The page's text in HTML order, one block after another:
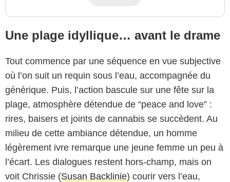
Une plage idyllique… avant le drame
Tout commence par une séquence en vue subjective
où l’on suit un requin sous l’eau, accompagnée du
générique. Puis, l’action bascule sur une fête sur la
plage, atmosphère détendue de “peace and love” :
rires, baisers et joints de cannabis se succèdent. Au
milieu de cette ambiance détendue, un homme
légèrement ivre remarque une jeune femme un peu à
l’écart. Les dialogues restent hors-champ, mais on
voit Chrissie (Susan Backlinie) courir vers l’eau,